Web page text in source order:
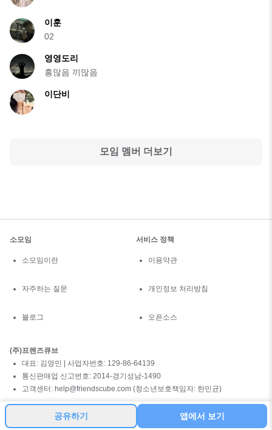
이훈
02
영영도리
흥많음 끼많음
이단비
모임 멤버 더보기
공유하기 앱에서 보기
소모임
소모임이란
자주하는 질문
블로그
서비스 정책
이용약관
개인정보 처리방침
오픈소스
(주)프렌즈큐브
대표: 김영민 | 사업자번호: 129-86-64139
통신판매업 신고번호: 2014-경기성남-1490
고객센터: help@friendscube.com (청소년보호책임자: 한민균)